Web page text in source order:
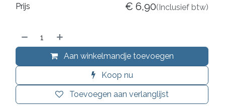
Aan winkelmandje toevoegen
Koop nu
Toevoegen aan verlanglijst
Prijs € 6,90(Inclusief btw)